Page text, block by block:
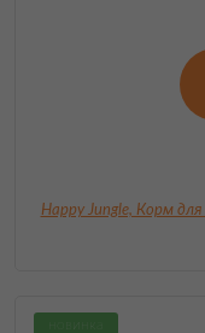
Happy Jungle, Корм